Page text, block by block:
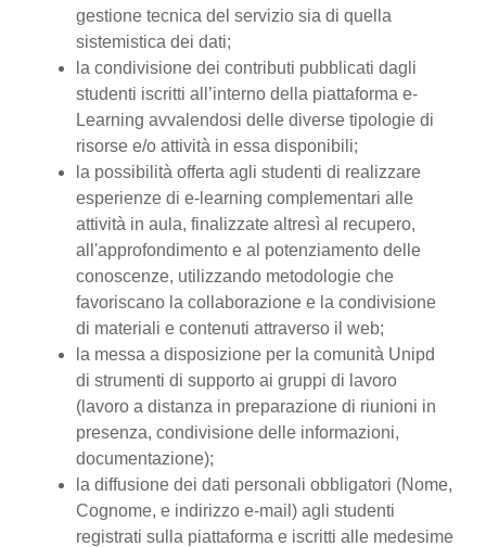
gestione tecnica del servizio sia di quella
sistemistica dei dati;
la condivisione dei contributi pubblicati dagli
studenti iscritti all’interno della piattaforma e-
Learning avvalendosi delle diverse tipologie di
risorse e/o attività in essa disponibili;
la possibilità offerta agli studenti di realizzare
esperienze di e-learning complementari alle
attività in aula, finalizzate altresì al recupero,
all'approfondimento e al potenziamento delle
conoscenze, utilizzando metodologie che
favoriscano la collaborazione e la condivisione
di materiali e contenuti attraverso il web;
la messa a disposizione per la comunità Unipd
di strumenti di supporto ai gruppi di lavoro
(lavoro a distanza in preparazione di riunioni in
presenza, condivisione delle informazioni,
documentazione);
la diffusione dei dati personali obbligatori (Nome,
Cognome, e indirizzo e-mail) agli studenti
registrati sulla piattaforma e iscritti alle medesime